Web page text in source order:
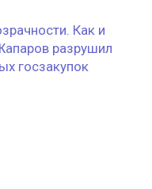
Как и
разрушил
госзакупок